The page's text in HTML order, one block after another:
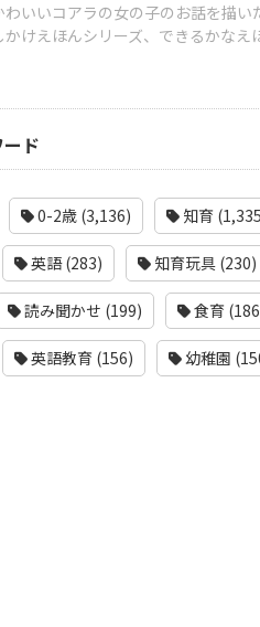
わいいコアラの女の子のお話を描い
かけえほんシリーズ、できるかな
ド
0-2歳 (3,136) 知育
英語 (283) 知育玩具 (230)
読み聞かせ (199) 食育
英語教育 (156) 幼稚園